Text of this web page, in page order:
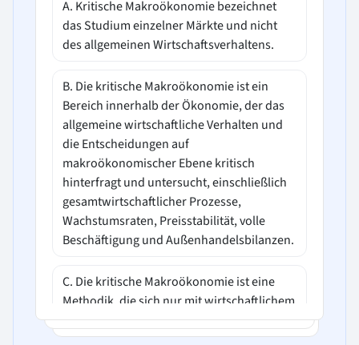
A. Kritische Makroökonomie bezeichnet
das Studium einzelner Märkte und nicht
des allgemeinen Wirtschaftsverhaltens.
B. Die kritische Makroökonomie ist ein
Bereich innerhalb der Ökonomie, der das
allgemeine wirtschaftliche Verhalten und
die Entscheidungen auf
makroökonomischer Ebene kritisch
hinterfragt und untersucht, einschließlich
gesamtwirtschaftlicher Prozesse,
Wachstumsraten, Preisstabilität, volle
Beschäftigung und Außenhandelsbilanzen.
C. Die kritische Makroökonomie ist eine
Methodik, die sich nur mit wirtschaftlichem
Wachstum und Preisstabilität befasst und
vernachlässigt andere makroökonomische